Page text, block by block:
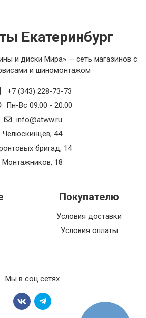
Екатеринбург
и диски Мира» — сеть магазинов с
и шиномонтажом
+7 (343) 228-73-73
Пн-Вс 09:00 - 20:00
info@atww.ru
Челюскинцев, 44
бригад, 14
Монтажников, 18
Покупателю
Условия доставки
Условия оплаты
Мы в соц сетях